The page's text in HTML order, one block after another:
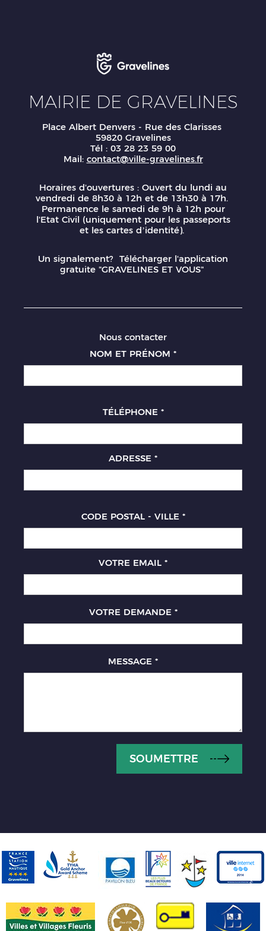
MAIRIE DE GRAVELINES
Place Albert Denvers - Rue des Clarisses
59820 Gravelines
Tél : 03 28 23 59 00
Mail: contact@ville-gravelines.fr
Horaires d'ouvertures : Ouvert du lundi au
vendredi de 8h30 à 12h et de 13h30 à 17h.
Permanence le samedi de 9h à 12h pour
l'Etat Civil (uniquement pour les passeports
et les cartes d’identité).
Un signalement? Télécharger l'application
gratuite "GRAVELINES ET VOUS"
Nous contacter
NOM ET PRÉNOM *
TÉLÉPHONE *
ADRESSE *
CODE POSTAL - VILLE *
VOTRE EMAIL *
VOTRE DEMANDE *
MESSAGE *
SOUMETTRE